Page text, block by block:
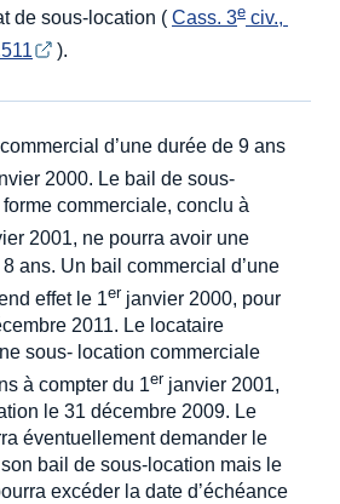
de sous-location ( Cass. 3e civ.,
).
d’une durée de 9 ans
2000. Le bail de sous-
commerciale, conclu à
2001, ne pourra avoir une
ans. Un bail commercial d’une
effet le 1er janvier 2000, pour
2011. Le locataire
sous- location commerciale
à compter du 1er janvier 2001,
le 31 décembre 2009. Le
éventuellement demander le
bail de sous-location mais le
excéder la date d’échéance